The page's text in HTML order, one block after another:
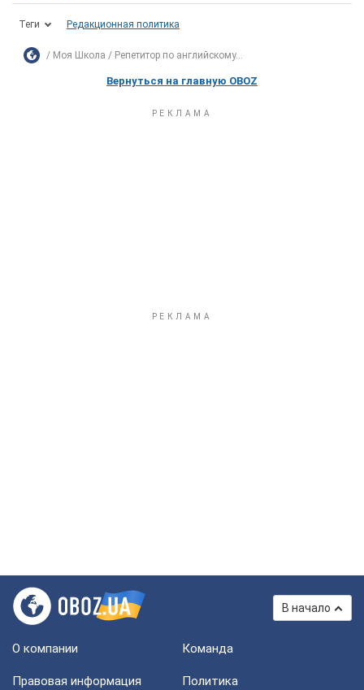
Теги Редакционная политика
Моя Школа Репетитор по английскому...
Вернуться на главную OBOZ
В начало
О компании Команда
Правовая информация
Политика